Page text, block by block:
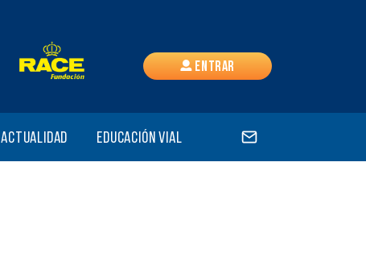
Entrar
Actualidad Educación vial